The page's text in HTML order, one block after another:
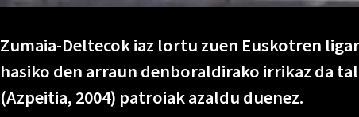
Zumaia-Deltecok iaz lortu zuen Euskotren
hasiko den arraun denboraldirako irrikaz da
(Azpeitia, 2004) patroiak azaldu duenez.